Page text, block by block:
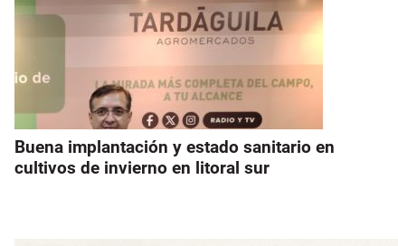
Buena implantación y estado sanitario en
cultivos de invierno en litoral sur